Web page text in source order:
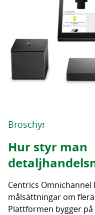
Broschyr
Hur styr man
Centrics Omnichannel
målsättningar om
Plattformen bygger